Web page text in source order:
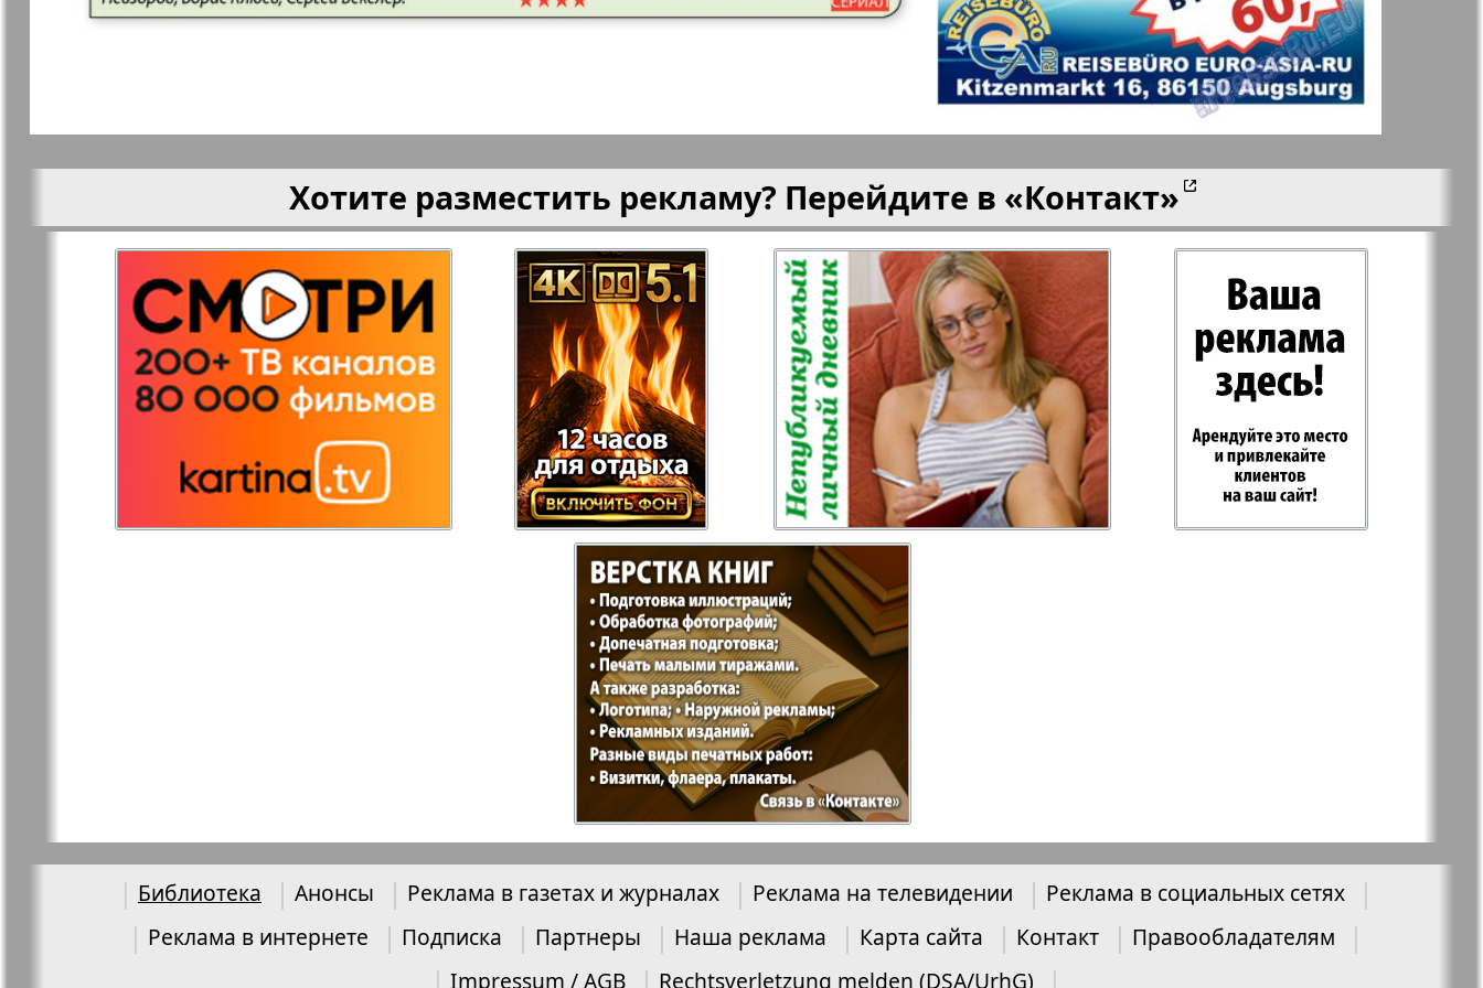
Kurorte aktuell LDK по-русски
Мир отдыха и
здоровья
МК Испания Мост-Израиль Мюнхен-сити
My City Frankfurt
am Main
Наш Иерусалим Наш мир
Наша Газета
Италия
Наша Газета
Ирландия
Наша марка
Нескучная газета Новая Wолна Норд Объектив EU
Ost-West
Отдыхай-Купи-
продай
Партнер-север
Пражский
телеграф
Пражский
экспресс
Районка-Nord-Ost-
Bremen
Германия
Рейнская газета Рецепты здоровья
Рубеж Русская Газета Русская Мысль
Русская
Швейцария
Русское слово
Хотите разместить рекламу? Перейдите в «Контакт»
Библиотека Анонсы Реклама в газетах и журналах Реклама на телевидении
Реклама в социальных сетях
Реклама в интернете
Подписка Партнеры Наша реклама Карта сайта Контакт
Правообладателям
Impressum / AGB
Rechtsverletzung melden (DSA/UrhG)